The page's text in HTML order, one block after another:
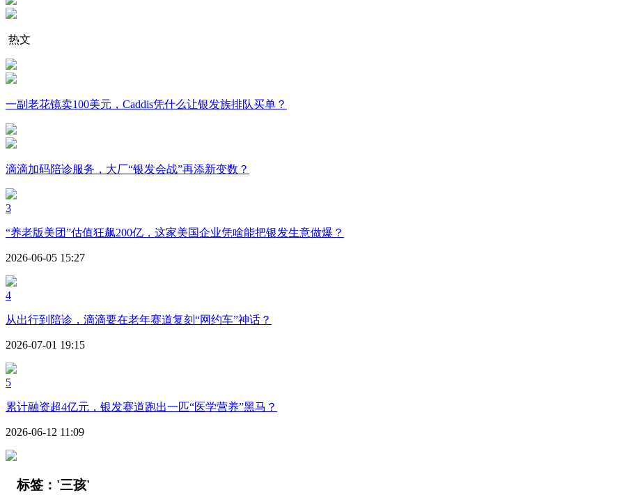
热文
一副老花镜卖100美元，Caddis凭什么让银发族排队买单？
滴滴加码陪诊服务，大厂“银发会战”再添新变数？
3
“养老版美团”估值狂飙200亿，这家美国企业凭啥能把银发生意做爆？
2026-06-05 15:27
4
从出行到陪诊，滴滴要在老年赛道复刻“网约车”神话？
2026-07-01 19:15
5
累计融资超4亿元，银发赛道跑出一匹“医学营养”黑马？
2026-06-12 11:09
标签： '三孩'